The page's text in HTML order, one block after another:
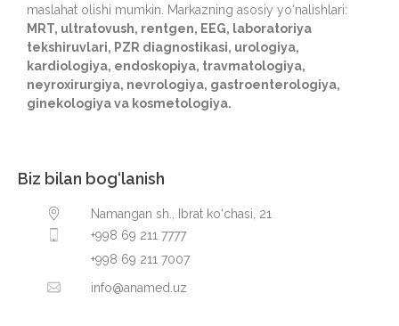
maslahat olishi mumkin. Markazning asosiy yo‘nalishlari:
MRT, ultratovush, rentgen, EEG, laboratoriya
tekshiruvlari, PZR diagnostikasi, urologiya,
kardiologiya, endoskopiya, travmatologiya,
neyroxirurgiya, nevrologiya, gastroenterologiya,
ginekologiya va kosmetologiya.
Biz bilan bog‘lanish
Namangan sh., Ibrat ko‘chasi, 21
+998 69 211 7777
+998 69 211 7007
info@anamed.uz